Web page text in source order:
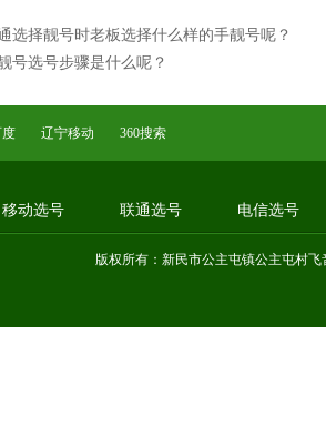
选择靓号时老板选择什么样的手靓号呢？
号选号步骤是什么呢？
辽宁移动 360搜索
移动选号 联通选号 电信选号
版权所有：新民市公主屯镇公主屯村